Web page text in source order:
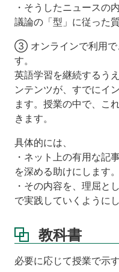
・そうしたニュース
議論の「型」に従った
③ オンラインで利用で
す。
英語学習を継続するう
ンテンツが、すでにイ
ます。授業の中で、こ
きます。
具体的には、
・ネット上の有用な記
を深める助けにします。
・その内容を、理屈と
で実践していくようにし
教科書
必要に応じて授業で示す